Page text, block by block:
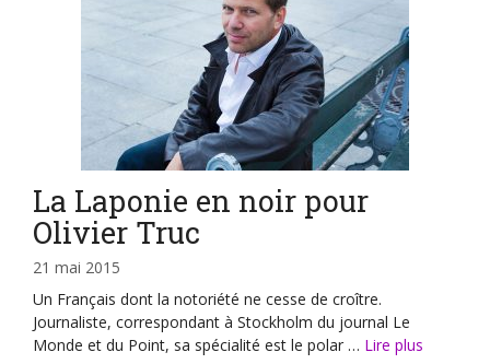
La Laponie en noir pour
Olivier Truc
21 mai 2015
Un Français dont la notoriété ne cesse de croître.
Journaliste, correspondant à Stockholm du journal Le
Monde et du Point, sa spécialité est le polar … Lire plus